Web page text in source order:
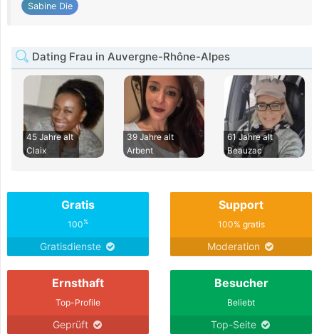
Sabine Die
Dating Frau in Auvergne-Rhône-Alpes
45 Jahre alt
Claix
39 Jahre alt
Arbent
61 Jahre alt
Beauzac
Gratis
100%
Gratisdienste
Support
100% gratis
Moderation
Ernsthaft
Top-Profile
Geprüft
Besucher
Beliebt
Top-Seite